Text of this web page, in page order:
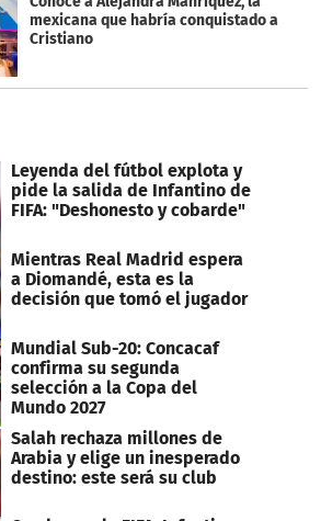
mexicana que habría conquistado a
Cristiano
Leyenda del fútbol explota y
pide la salida de Infantino de
FIFA: "Deshonesto y cobarde"
Mientras Real Madrid espera
a Diomandé, esta es la
decisión que tomó el jugador
Mundial Sub-20: Concacaf
confirma su segunda
selección a la Copa del
Mundo 2027
Salah rechaza millones de
Arabia y elige un inesperado
destino: este será su club